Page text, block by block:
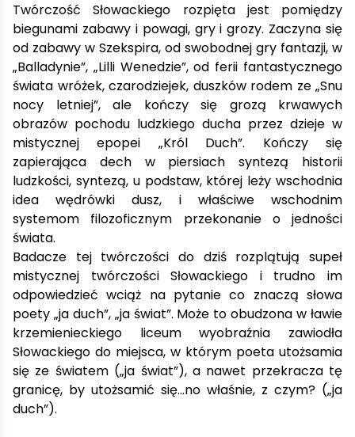
Twórczość Słowackiego rozpięta jest pomiędzy
biegunami zabawy i powagi, gry i grozy. Zaczyna się
od zabawy w Szekspira, od swobodnej gry fantazji, w
„Balladynie”, „Lilli Wenedzie”, od ferii fantastycznego
świata wróżek, czarodziejek, duszków rodem ze „Snu
nocy letniej”, ale kończy się grozą krwawych
obrazów pochodu ludzkiego ducha przez dzieje w
mistycznej epopei „Król Duch”. Kończy się
zapierająca dech w piersiach syntezą historii
ludzkości, syntezą, u podstaw, której leży wschodnia
idea wędrówki dusz, i właściwe wschodnim
systemom filozoficznym przekonanie o jedności
świata.
Badacze tej twórczości do dziś rozplątują supeł
mistycznej twórczości Słowackiego i trudno im
odpowiedzieć wciąż na pytanie co znaczą słowa
poety „ja duch”, „ja świat”. Może to obudzona w ławie
krzemienieckiego liceum wyobraźnia zawiodła
Słowackiego do miejsca, w którym poeta utożsamia
się ze światem („ja świat”), a nawet przekracza tę
granicę, by utożsamić się…no właśnie, z czym? („ja
duch”).